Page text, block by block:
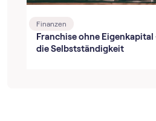
Finanzen
Franchise ohne
die Selbstständigkeit